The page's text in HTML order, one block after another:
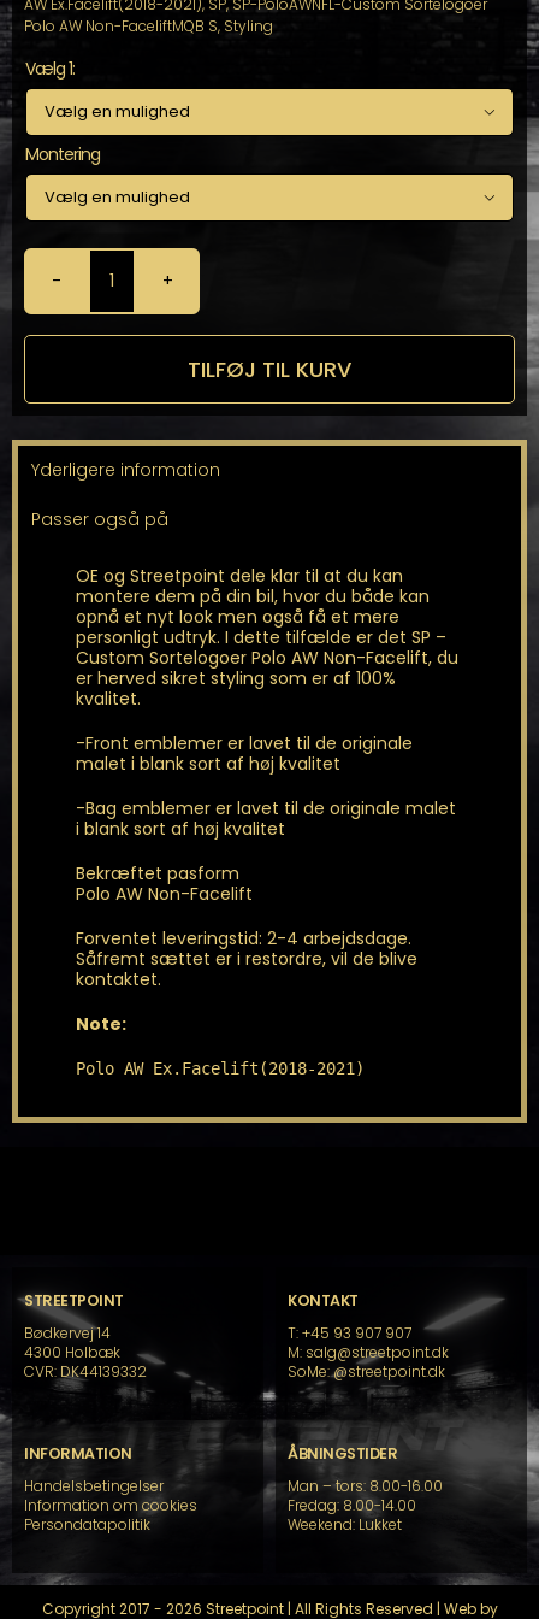
AW Ex.Facelift(2018-2021), SP, SP-PoloAWNFL-Custom Sortelogoer
Polo AW Non-FaceliftMQB S, Styling
Vælg 1:

Montering

SP
-
Custom
Sortelogoer
AW
Facelift
antal
TILFØJ TIL KURV
Yderligere information
Passer også på
OE og Streetpoint dele klar til at du kan
montere dem på din bil, hvor du både kan
opnå et nyt look men også få et mere
personligt udtryk. I dette tilfælde er det SP –
Custom Sortelogoer Polo AW Non-Facelift, du
er herved sikret styling som er af 100%
kvalitet.
-Front emblemer er lavet til de originale
malet i blank sort af høj kvalitet
-Bag emblemer er lavet til de originale malet
i blank sort af høj kvalitet
Bekræftet pasform
Polo AW Non-Facelift
Forventet leveringstid: 2-4 arbejdsdage.
Såfremt sættet er i restordre, vil de blive
kontaktet.
Note:
Polo AW Ex.Facelift(2018-2021)
STREETPOINT
Bødkervej 14
4300 Holbæk
CVR: DK44139332
KONTAKT
T: +45 93 907 907
M: salg@streetpoint.dk
SoMe:@streetpoint.dk
INFORMATION
Handelsbetingelser
Information om cookies
Persondatapolitik
ÅBNINGSTIDER
Man – tors: 8.00-16.00
Fredag: 8.00-14.00
Weekend: Lukket
Copyright 2017 - 2026 Streetpoint | All Rights Reserved | Web by